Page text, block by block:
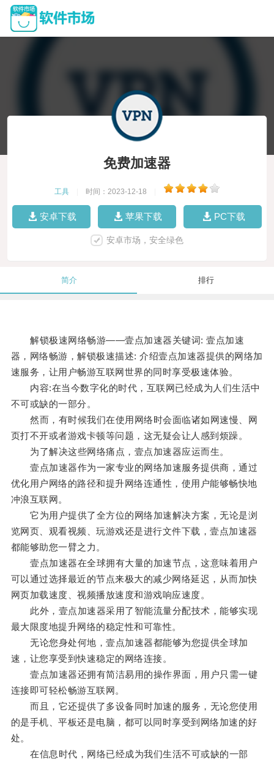
免费加速器
工具 时间：2023-12-18
安卓下载 苹果下载 PC下载
安卓市场，安全绿色
简介 排行
解锁极速网络畅游——壹点加速器关键词: 壹点加速
器，网络畅游，解锁极速描述: 介绍壹点加速器提供的网络加
速服务，让用户畅游互联网世界的同时享受极速体验。
内容:在当今数字化的时代，互联网已经成为人们生活中
不可或缺的一部分。
然而，有时候我们在使用网络时会面临诸如网速慢、网
页打不开或者游戏卡顿等问题，这无疑会让人感到烦躁。
为了解决这些网络痛点，壹点加速器应运而生。
壹点加速器作为一家专业的网络加速服务提供商，通过
优化用户网络的路径和提升网络连通性，使用户能够畅快地
冲浪互联网。
它为用户提供了全方位的网络加速解决方案，无论是浏
览网页、观看视频、玩游戏还是进行文件下载，壹点加速器
都能够助您一臂之力。
壹点加速器在全球拥有大量的加速节点，这意味着用户
可以通过选择最近的节点来极大的减少网络延迟，从而加快
网页加载速度、视频播放速度和游戏响应速度。
此外，壹点加速器采用了智能流量分配技术，能够实现
最大限度地提升网络的稳定性和可靠性。
无论您身处何地，壹点加速器都能够为您提供全球加
速，让您享受到快速稳定的网络连接。
壹点加速器还拥有简洁易用的操作界面，用户只需一键
连接即可轻松畅游互联网。
而且，它还提供了多设备同时加速的服务，无论您使用
的是手机、平板还是电脑，都可以同时享受到网络加速的好
处。
在信息时代，网络已经成为我们生活不可或缺的一部